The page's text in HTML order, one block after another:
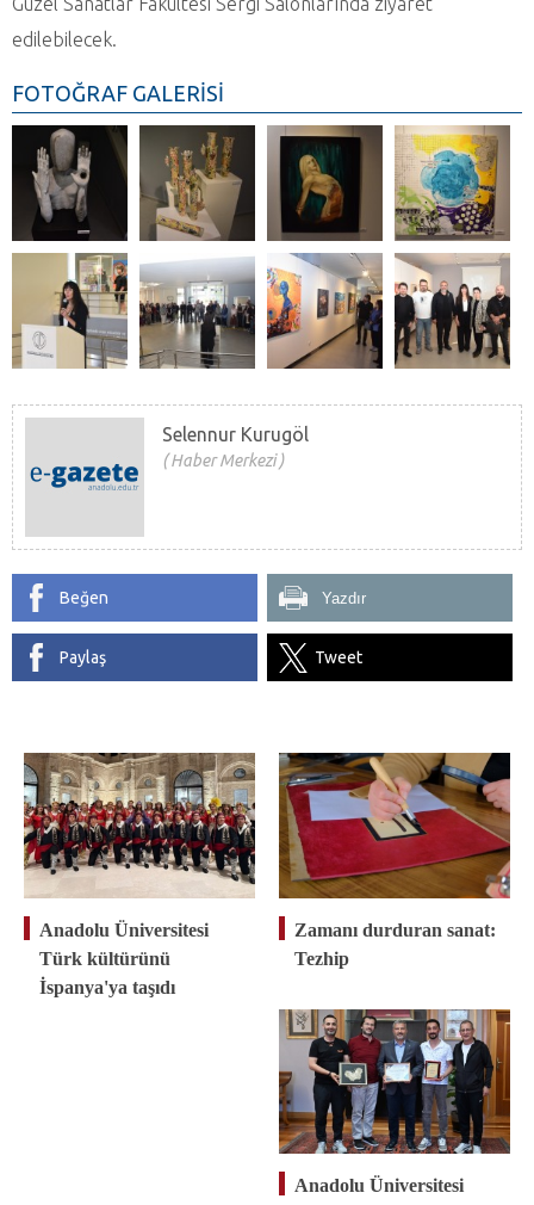
edilebilecek.
FOTOĞRAF GALERİSİ
Selennur Kurugöl
Haber Merkezi
Beğen Yazdır
Paylaş Tweet
Anadolu Üniversitesi
Türk kültürünü
İspanya'ya taşıdı
Zamanı durduran sanat:
Tezhip
Anadolu Üniversitesi